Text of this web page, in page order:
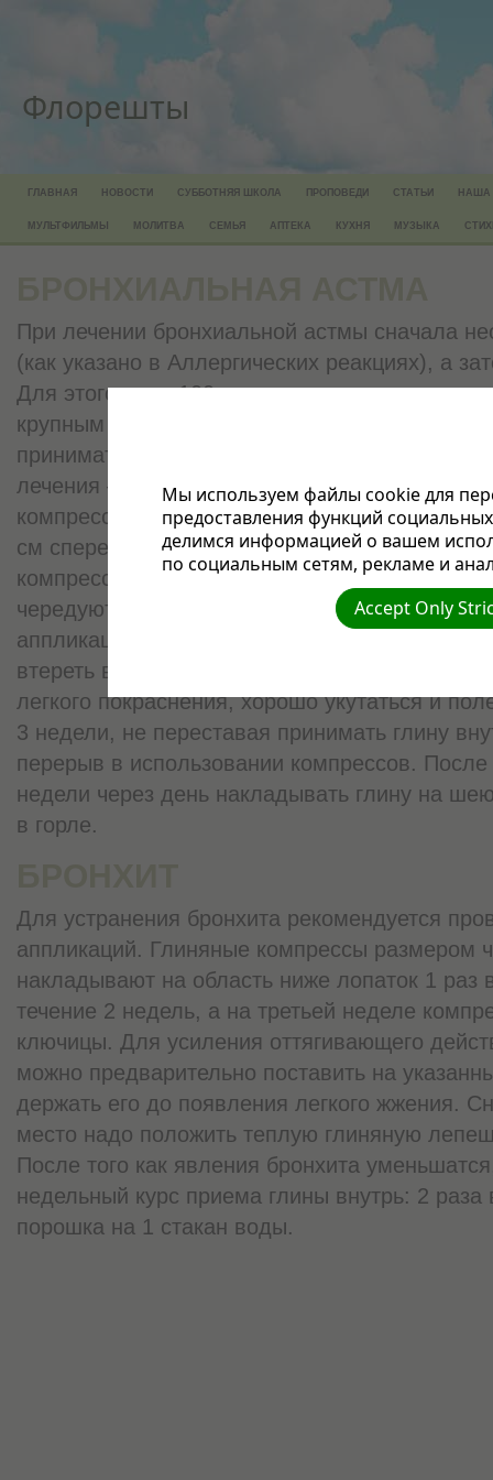
Флорешты
ГЛАВНАЯ НОВОСТИ СУББОТНЯЯ ШКОЛА ПРОПОВЕДИ СТАТЬИ НАША
МУЛЬТФИЛЬМЫ МОЛИТВА СЕМЬЯ АПТЕКА КУХНЯ МУЗЫКА
При лечении бронхиальной астмы сначала
(как указано в Аллергических реакциях), а
Для этого взять100 гхрена, пропустить его
крупным лимоном (лимон вместе с цедрой).
принимать натощак 1 раз в день с утра по
лечения — 2 недели. На область легких
компрессы или лепешки на 1,5—2 часа: по 2
см спереди под ключицы и сзади — ниже
компрессы ставят и на грудь, и на спину,
чередуют места постановки глины. Можно
аппликации с легким массажем и
втереть в кожу груди и спины небольшое
легкого покраснения, хорошо укутаться и
3 недели, не переставая принимать глину
перерыв в использовании компрессов.
недели через день накладывать глину на
в горле.
Для устранения бронхита рекомендуется
аппликаций. Глиняные компрессы размером
накладывают на область ниже лопаток 1
течение 2 недель, а на третьей неделе
ключицы. Для усиления оттягивающего
можно предварительно поставить на
держать его до появления легкого жжения.
место надо положить теплую глиняную
После того как явления бронхита
недельный курс приема глины внутрь: 2
порошка на 1 стакан воды.
Мы используем файлы cookie для
предоставления функций
делимся информацией о вашем
по социальным сетям, рекламе и
Accept Only